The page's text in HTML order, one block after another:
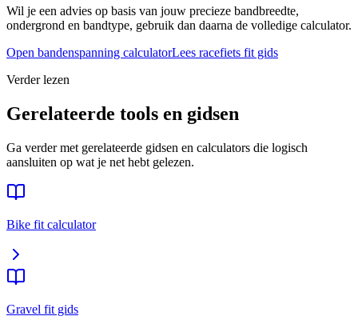
Wil je een advies op basis van jouw precieze bandbreedte,
ondergrond en bandtype, gebruik dan daarna de volledige calculator.
Open bandenspanning calculatorLees racefiets fit gids
Verder lezen
Gerelateerde tools en gidsen
Ga verder met gerelateerde gidsen en calculators die logisch
aansluiten op wat je net hebt gelezen.
Bike fit calculator
Gravel fit gids